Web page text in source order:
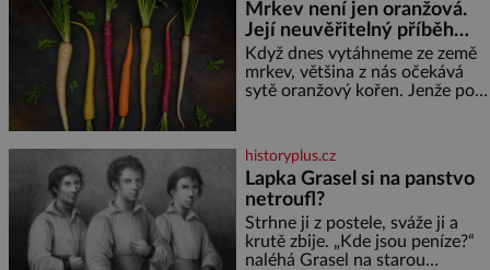
ptáčka, který většinu dne jen
posedává. Hodně času tráví na
zemi, kde sbírá zbytky semínek
Jeho domovinou je prakticky
celá Austrálie s výjimkou
Mrkev není jen oranžová.
Její neuvěřitelný příběh
začíná fialovou barvou
Když dnes vytáhneme ze země
mrkev, většina z nás očekává
sytě oranžový kořen. Jenže po
oranžová. Je fialová, žlutá, bílá,
někdy dokonce téměř černá. Až
díky stovkám let pečlivého
šlechtění se z ní stává zelenina,
bez které si českou zahradu ani
nedokážeme představit. Její
příběh je
historyplus.cz
Lapka Grasel si na panstvo
netroufl?
Strhne ji z postele, sváže ji a
krutě zbije. „Kde jsou peníze?“
naléhá Grasel na starou